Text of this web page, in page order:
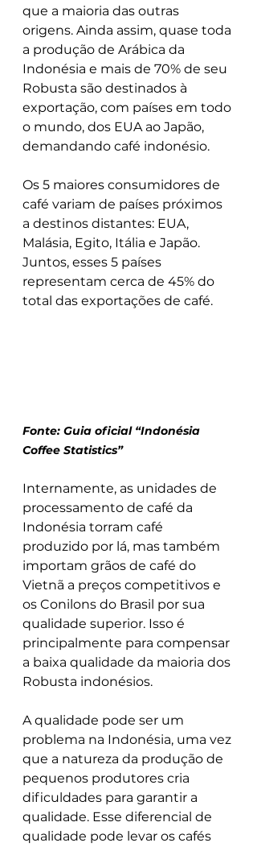
que a maioria das outras
origens. Ainda assim, quase toda
a produção de Arábica da
Indonésia e mais de 70% de seu
Robusta são destinados à
exportação, com países em todo
o mundo, dos EUA ao Japão,
demandando café indonésio.
Os 5 maiores consumidores de
café variam de países próximos
a destinos distantes: EUA,
Malásia, Egito, Itália e Japão.
Juntos, esses 5 países
representam cerca de 45% do
total das exportações de café.
Fonte: Guia oficial “Indonésia
Coffee Statistics”
Internamente, as unidades de
processamento de café da
Indonésia torram café
produzido por lá, mas também
importam grãos de café do
Vietnã a preços competitivos e
os Conilons do Brasil por sua
qualidade superior. Isso é
principalmente para compensar
a baixa qualidade da maioria dos
Robusta indonésios.
A qualidade pode ser um
problema na Indonésia, uma vez
que a natureza da produção de
pequenos produtores cria
dificuldades para garantir a
qualidade. Esse diferencial de
qualidade pode levar os cafés